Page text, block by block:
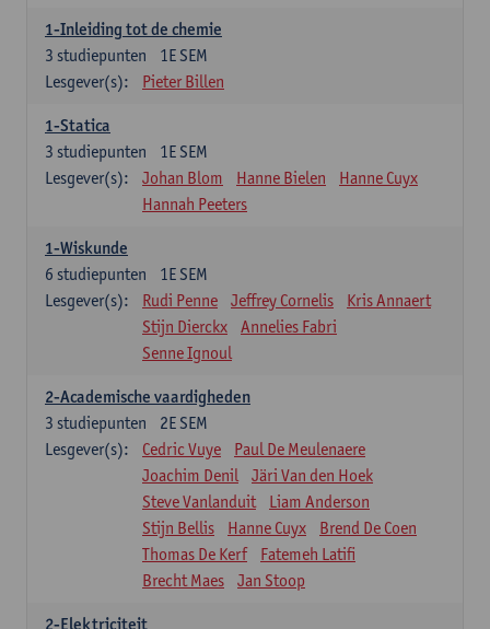
1-Inleiding tot de chemie
1E SEM
3 studiepunten
Lesgever(s):
Pieter Billen
1-Statica
1E SEM
3 studiepunten
Lesgever(s):
Johan Blom Hanne Bielen
Hanne Cuyx
Hannah Peeters
1-Wiskunde
1E SEM
6 studiepunten
Lesgever(s):
Rudi Penne Jeffrey Cornelis
Kris Annaert
Stijn Dierckx
Annelies Fabri
Senne Ignoul
2-Academische vaardigheden
2E SEM
3 studiepunten
Lesgever(s):
Cedric Vuye
Paul De Meulenaere
Joachim Denil
Järi Van den Hoek
Steve Vanlanduit
Liam Anderson
Stijn Bellis
Hanne Cuyx
Brend De Coen
Thomas De Kerf
Fatemeh Latifi
Brecht Maes
Jan Stoop
2-Elektriciteit